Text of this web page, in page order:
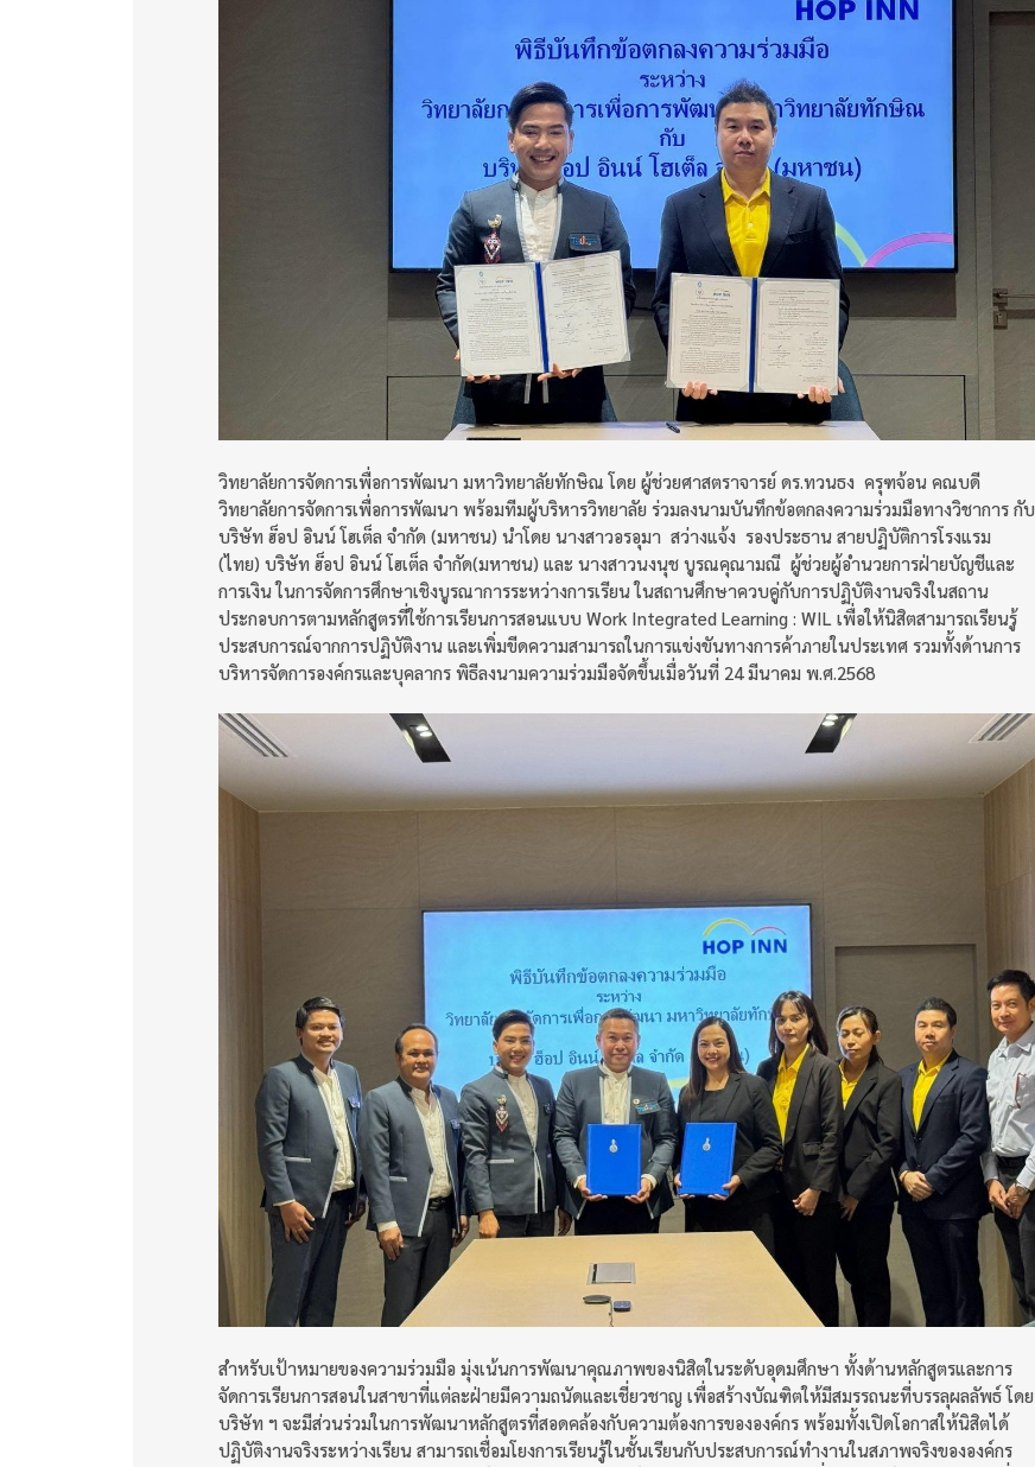
วิทยาลัยการจัดการเพื่อการพัฒนา มหาวิทยาลัยทักษิณ โดย ผู้ช่วยศาสตราจารย์ ดร.ทวนธง ครุฑจ้อน คณบดี
วิทยาลัยการจัดการเพื่อการพัฒนา พร้อมทีมผู้บริหารวิทยาลัย ร่วมลงนามบันทึกข้อตกลงความร่วมมือทางวิชาการ กับ
บริษัท ฮ็อป อินน์ โฮเต็ล จำกัด (มหาชน) นำโดย นางสาวอรอุมา สว่างแจ้ง รองประธาน สายปฏิบัติการโรงแรม
(ไทย) บริษัท ฮ็อป อินน์ โฮเต็ล จำกัด(มหาชน) และ นางสาวนงนุช บูรณคุณามณี ผู้ช่วยผู้อำนวยการฝ่ายบัญชีและ
การเงิน ในการจัดการศึกษาเชิงบูรณาการระหว่างการเรียน ในสถานศึกษาควบคู่กับการปฏิบัติงานจริงในสถาน
ประกอบการตามหลักสูตรที่ใช้การเรียนการสอนแบบ Work Integrated Learning : WIL เพื่อให้นิสิตสามารถเรียนรู้
ประสบการณ์จากการปฏิบัติงาน และเพิ่มขีดความสามารถในการแข่งขันทางการค้าภายในประเทศ รวมทั้งด้านการ
บริหารจัดการองค์กรและบุคลากร พิธีลงนามความร่วมมือจัดขึ้นเมื่อวันที่ 24 มีนาคม พ.ศ.2568
สำหรับเป้าหมายของความร่วมมือ มุ่งเน้นการพัฒนาคุณภาพของนิสิตในระดับอุดมศึกษา ทั้งด้านหลักสูตรและการ
จัดการเรียนการสอนในสาขาที่แต่ละฝ่ายมีความถนัดและเชี่ยวชาญ เพื่อสร้างบัณฑิตให้มีสมรรถนะที่บรรลุผลลัพธ์ โดย
บริษัท ฯ จะมีส่วนร่วมในการพัฒนาหลักสูตรที่สอดคล้องกับความต้องการขององค์กร พร้อมทั้งเปิดโอกาสให้นิสิตได้
ปฏิบัติงานจริงระหว่างเรียน สามารถเชื่อมโยงการเรียนรู้ในชั้นเรียนกับประสบการณ์ทำงานในสภาพจริงขององค์กร